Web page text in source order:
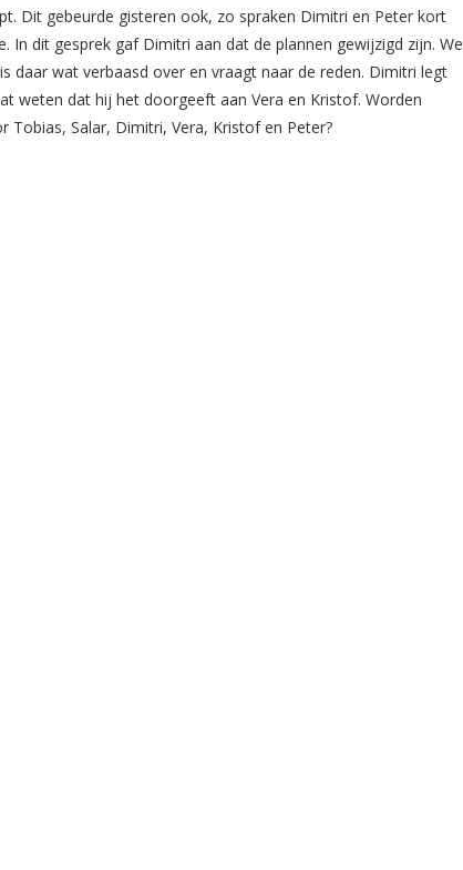
Dit gebeurde gisteren ook, zo spraken Dimitri en Peter kort
dit gesprek gaf Dimitri aan dat de plannen gewijzigd zijn. We
daar wat verbaasd over en vraagt naar de reden. Dimitri legt
weten dat hij het doorgeeft aan Vera en Kristof. Worden
Salar, Dimitri, Vera, Kristof en Peter?